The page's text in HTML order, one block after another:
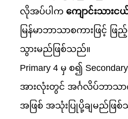
လိုအပ်ပါက ကျောင်းသား
မြန်မာဘာသာစကားဖြင့် ဖ
သွားမည်ဖြစ်သည်။
Primary 4 မှ စ၍
အားလုံးတွင် အင်္ဂလိပ်ဘာသ
အဖြစ် အသုံးပြုပို့ချမည်ဖြ